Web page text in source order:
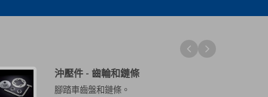
沖壓件 - 齒輪和鏈條
腳踏車齒盤和鏈條。